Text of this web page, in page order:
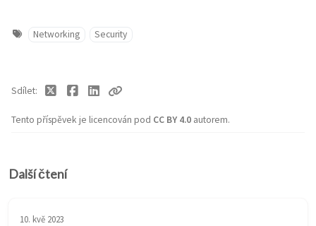
Networking Security
Tento příspěvek je licencován pod CC BY 4.0 autorem.
Sdílet
Další čtení
10. kvě 2023